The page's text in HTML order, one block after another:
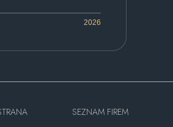
2026
SEZNAM FIREM